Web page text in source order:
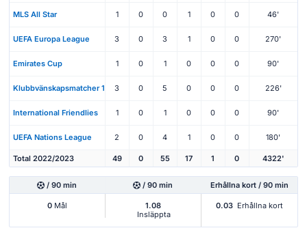
MLS All Star 1 0 0 1 0 0 46'
UEFA Europa League 3 0 3 1 0 0 270'
Emirates Cup 1 0 1 0 0 0 90'
Klubbvänskapsmatcher 1 3 0 5 0 0 0 226'
International Friendlies 1 0 1 0 0 0 90'
UEFA Nations League 2 0 4 1 0 0 180'
Total 2022/2023 49 0 55 17 1 0 4322'
/ 90 min / 90 min Erhållna kort / 90 min
0Mål
1.08
Insläppta
0.03 Erhållna kort